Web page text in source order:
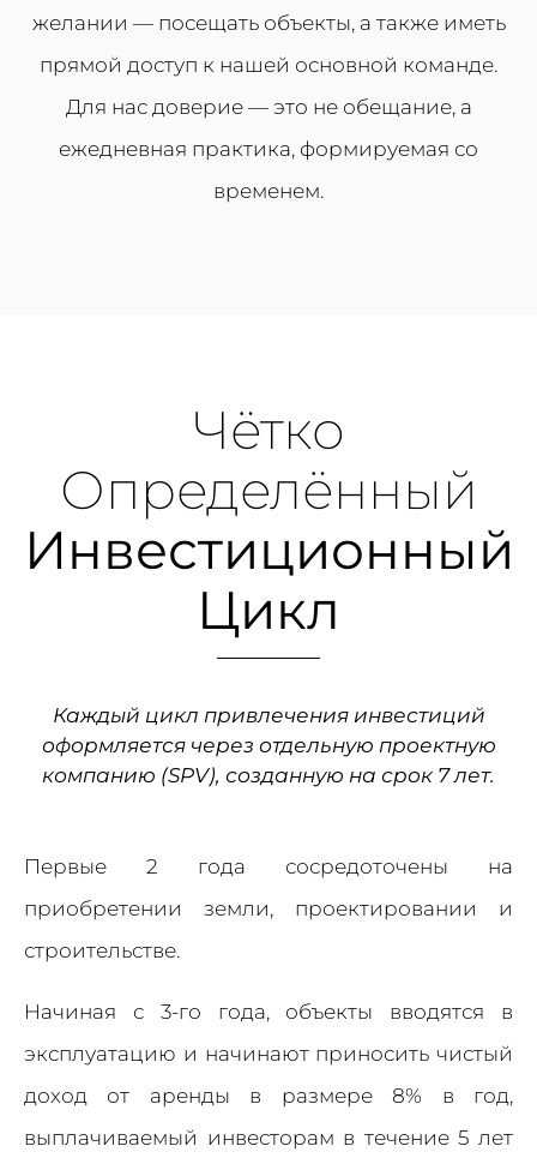
желании — посещать объекты, а также иметь
прямой доступ к нашей основной команде.
Для нас доверие — это не обещание, а
ежедневная практика, формируемая со
временем.
Чётко
Определённый
Инвестиционный
Цикл
Каждый цикл привлечения инвестиций
оформляется через отдельную проектную
компанию (SPV), созданную на срок 7 лет.
Первые 2 года сосредоточены на
приобретении земли, проектировании и
строительстве.
Начиная с 3-го года, объекты вводятся в
эксплуатацию и начинают приносить чистый
доход от аренды в размере 8% в год,
выплачиваемый инвесторам в течение 5 лет